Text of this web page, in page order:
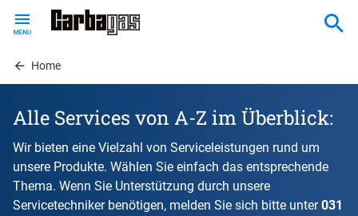
contentHome
Alle Services von A-Z im Überblick:
Wir bieten eine Vielzahl von Serviceleistungen rund um
unsere Produkte. Wählen Sie einfach das entsprechende
Thema. Wenn Sie Unterstützung durch unsere
Servicetechniker benötigen, melden Sie sich bitte unter031